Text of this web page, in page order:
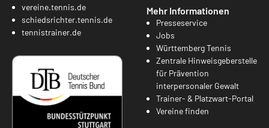
vereine.tennis.de
schiedsrichter.tennis.de
tennistrainer.de
Mehr Informationen
Presseservice
Jobs
Württemberg Tennis
Zentrale Hinweisgeberstelle
für Prävention
interpersonaler Gewalt
Trainer- & Platzwart-Portal
Vereine finden